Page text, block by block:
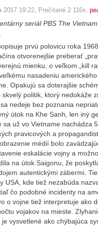
2017 19:22 , Prečítané 2 116x,
seriál PBS The
prvú polovicu roka
otvorenejšie preberať
mienku, o veľkom „kill
nasadeniu
Opakujú sa doterajšie
skvelý politik, ktorý nedokáže
nedeje bez poznania
útok na Khe Sanh, len iný
sa už vo Vietname nachádza
pravicových a
médií bolo
eskalácie vojny a
na útok Saigonu, že
autentickými zábermi.
USA, kde tiež nezabúda
čo podobné incidenty na
o vojne tiež interpretuje ako
vojakov na mieste.
vysvetlené ako chýbajúca